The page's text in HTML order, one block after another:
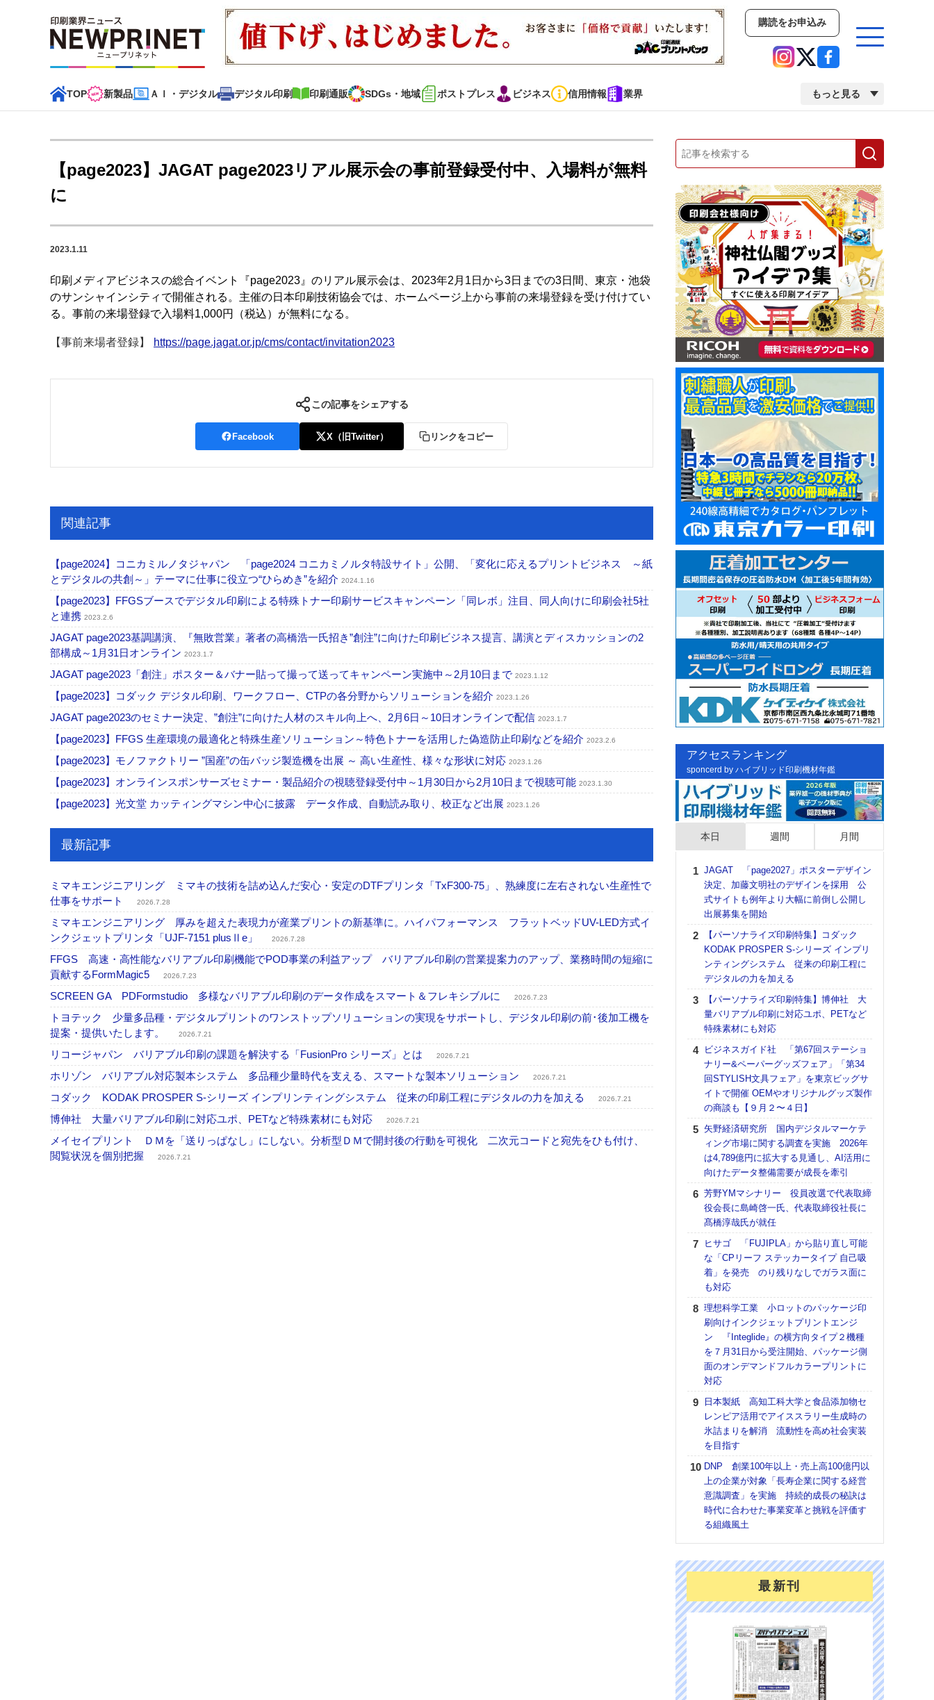
購読をお申込み
TOP 新製品 ＡＩ・デジタル デジタル印刷 印刷通販 SDGs・地域 ポストプレス ビジネス 信用情報 業界 もっと見る
イベント
人事・移転・異動・訃報
インデックス
新着記事 特集記事 動画コンテンツ インタビュー コレクション
カテゴリー一覧
市場・統計 人事・移転・異動・訃報
特集記事カテゴリー一覧
特集・デジタル印刷 アイデアで勝負！ ～多様なビジネス・多彩な商材～ JAPAN PACK 2023 特集 中古印刷機・製本機特集 2022 見える化・MIS特集
2022 検査・校正特集
特集・デジタル印刷 ～ 新成長軌道を描く
案内
購読・購入申し込み サイトポリシー お問い合わせ
【page2023】JAGAT page2023リアル展示会の事前登録受付中、入場料が無料
に
2023.1.11
印刷メディアビジネスの総合イベント『page2023』のリアル展示会は、2023年2月1日から3日までの3日間、東京・池袋
のサンシャインシティで開催される。主催の日本印刷技術協会では、ホームページ上から事前の来場登録を受け付けてい
る。事前の来場登録で入場料1,000円（税込）が無料になる。
【事前来場者登録】 https://page.jagat.or.jp/cms/contact/invitation2023
この記事をシェアする
Facebook X（旧Twitter） リンクをコピー
関連記事
【page2024】コニカミルノタジャパン 「page2024 コニカミノルタ特設サイト」公開、「変化に応えるプリントビジネス ～紙
とデジタルの共創～」テーマに仕事に役⽴つ“ひらめき”を紹介 2024.1.16
【page2023】FFGSブースでデジタル印刷による特殊トナー印刷サービスキャンペーン「同レボ」注目、同人向けに印刷会社5社
と連携 2023.2.6
JAGAT page2023基調講演、『無敗営業』著者の高橋浩一氏招き”創注”に向けた印刷ビジネス提言、講演とディスカッションの2
部構成～1月31日オンライン 2023.1.7
JAGAT page2023「創注」ポスター＆バナー貼って撮って送ってキャンペーン実施中～2月10日まで 2023.1.12
【page2023】コダック デジタル印刷、ワークフロー、CTPの各分野からソリューションを紹介 2023.1.26
JAGAT page2023のセミナー決定、”創注”に向けた人材のスキル向上へ、2月6日～10日オンラインで配信 2023.1.7
【page2023】FFGS 生産環境の最適化と特殊生産ソリューション～特色トナーを活用した偽造防止印刷などを紹介 2023.2.6
【page2023】モノファクトリー ”国産”の缶バッジ製造機を出展 ～ 高い生産性、様々な形状に対応 2023.1.26
【page2023】オンラインスポンサーズセミナー・製品紹介の視聴登録受付中～1月30日から2月10日まで視聴可能 2023.1.30
【page2023】光文堂 カッティングマシン中心に披露 データ作成、自動読み取り、校正など出展 2023.1.26
最新記事
ミマキエンジニアリング ミマキの技術を詰め込んだ安心・安定のDTFプリンタ「TxF300-75」、熟練度に左右されない生産性で
仕事をサポート
2026.7.28
ミマキエンジニアリング 厚みを超えた表現力が産業プリントの新基準に。ハイパフォーマンス フラットベッドUV-LED方式イ
ンクジェットプリンタ「UJF-7151 plusⅡe」
2026.7.28
FFGS 高速・高性能なバリアブル印刷機能でPOD事業の利益アップ バリアブル印刷の営業提案力のアップ、業務時間の短縮に
貢献するFormMagic5
2026.7.23
SCREEN GA PDFormstudio 多様なバリアブル印刷のデータ作成をスマート＆フレキシブルに 2026.7.23
トヨテック 少量多品種・デジタルプリントのワンストップソリューションの実現をサポートし、デジタル印刷の前･後加工機を
提案・提供いたします。
2026.7.21
リコージャパン バリアブル印刷の課題を解決する「FusionPro シリーズ」とは 2026.7.21
ホリゾン バリアブル対応製本システム 多品種少量時代を支える、スマートな製本ソリューション 2026.7.21
コダック KODAK PROSPER S-シリーズ インプリンティングシステム 従来の印刷工程にデジタルの力を加える 2026.7.21
博伸社 大量バリアブル印刷に対応ユポ、PETなど特殊素材にも対応 2026.7.21
メイセイプリント ＤＭを「送りっぱなし」にしない。分析型ＤＭで開封後の行動を可視化 二次元コードと宛先をひも付け、
閲覧状況を個別把握
2026.7.21
アクセスランキング
sponcerd by ハイブリッド印刷機材年鑑
本日 週間 月間
JAGAT 「page2027」ポスターデザイン
決定、加藤文明社のデザインを採用 公
式サイトも例年より大幅に前倒し公開し
出展募集を開始
【パーソナライズ印刷特集】コダック
KODAK PROSPER S-シリーズ インプリ
ンティングシステム 従来の印刷工程に
デジタルの力を加える
【パーソナライズ印刷特集】博伸社 大
量バリアブル印刷に対応ユポ、PETなど
特殊素材にも対応
ビジネスガイド社 「第67回ステーショ
ナリー&ペーパーグッズフェア」「第34
回STYLISH文具フェア」を東京ビッグサ
イトで開催 OEMやオリジナルグッズ製作
の商談も【９月２〜４日】
矢野経済研究所 国内デジタルマーケテ
ィング市場に関する調査を実施 2026年
は4,789億円に拡大する見通し、AI活用に
向けたデータ整備需要が成長を牽引
芳野YMマシナリー 役員改選で代表取締
役会長に島崎啓一氏、代表取締役社長に
髙橋淳哉氏が就任
ヒサゴ 「FUJIPLA」から貼り直し可能
な「CPリーフ ステッカータイプ 自己吸
着」を発売 のり残りなしでガラス面に
も対応
理想科学工業 小ロットのパッケージ印
刷向けインクジェットプリントエンジ
ン 『Integlide』の横方向タイプ２機種
を７月31日から受注開始、パッケージ側
面のオンデマンドフルカラープリントに
対応
日本製紙 高知工科大学と食品添加物セ
レンピア活用でアイススラリー生成時の
氷詰まりを解消 流動性を高め社会実装
を目指す
DNP 創業100年以上・売上高100億円以
上の企業が対象「長寿企業に関する経営
意識調査」を実施 持続的成長の秘訣は
時代に合わせた事業変革と挑戦を評価す
る組織風土
最新刊